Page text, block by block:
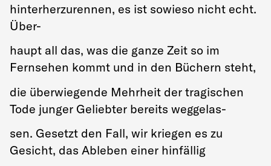
hinterherzurennen, es ist sowieso nicht echt.
Über-
haupt all das, was die ganze Zeit so im
Fernsehen kommt und in den Büchern steht,
die überwiegende Mehrheit der tragischen
Tode junger Geliebter bereits weggelas-
sen. Gesetzt den Fall, wir kriegen es zu
Gesicht, das Ableben einer hinfällig